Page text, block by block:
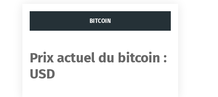
BITCOIN
Prix ​​actuel du bitcoin :
USD